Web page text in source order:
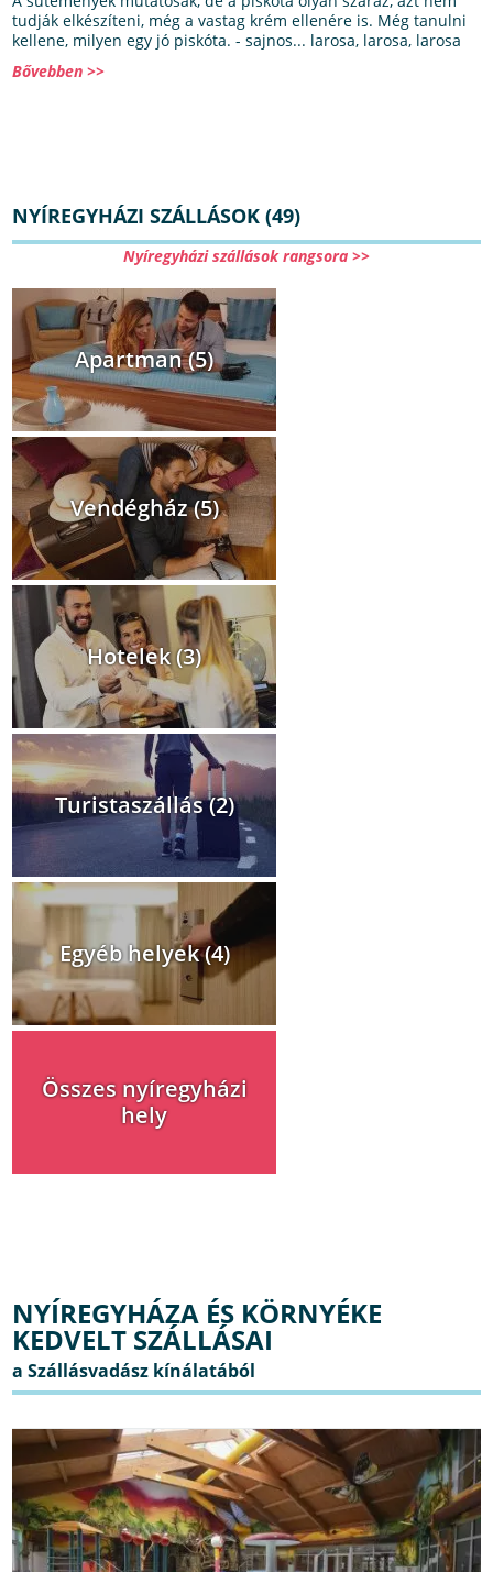
tudják elkészíteni, még a vastag krém ellenére is. Még tanulni
kellene, milyen egy jó piskóta. - sajnos... larosa, larosa, larosa
Bővebben >>
NYÍREGYHÁZI SZÁLLÁSOK (49)
Nyíregyházi szállások rangsora >>
Apartman (5)
Vendégház (5)
Hotelek (3)
Turistaszállás (2)
Egyéb helyek (4)
Összes nyíregyházi
hely
NYÍREGYHÁZA ÉS KÖRNYÉKE
KEDVELT SZÁLLÁSAI